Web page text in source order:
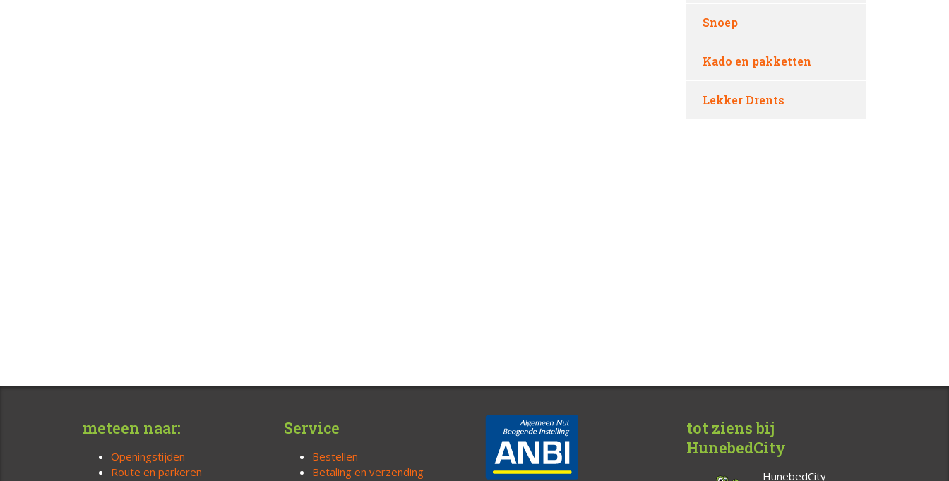
Snoep
Kado en pakketten
Lekker Drents
meteen naar:
Openingstijden
Route en parkeren
Service
Bestellen
Betaling en verzending
tot ziens bij
HunebedCity
HunebedCity